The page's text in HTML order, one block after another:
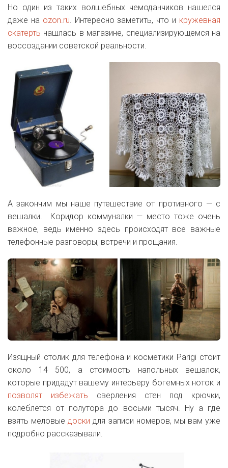
Но один из таких волшебных чемоданчиков нашелся
даже на ozon.ru . Интересно заметить, что и кружевная
скатерть нашлась в магазине, специализирующемся на
воссоздании советской реальности.
А закончим мы наше путешествие от противного — с
вешалки. Коридор коммуналки — место тоже очень
важное, ведь именно здесь происходят все важные
телефонные разговоры, встречи и прощания.
Изящный столик для телефона и косметики Parigi стоит
около 14 500, а стоимость напольных вешалок,
которые придадут вашему интерьеру богемных ноток и
позволят избежать сверления стен под крючки,
колеблется от полутора до восьми тысяч. Ну а где
взять меловые доски для записи номеров, мы вам уже
подробно рассказывали.